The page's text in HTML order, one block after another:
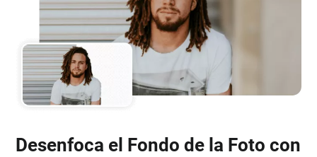
Desenfoca el Fondo de la Foto con